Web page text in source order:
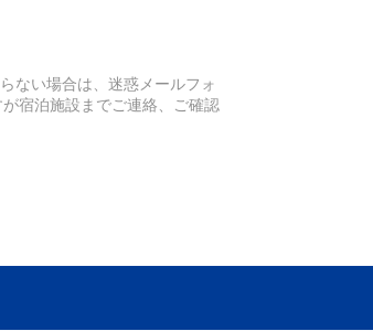
ない場合は、迷惑メールフォ
宿泊施設までご連絡、ご確認